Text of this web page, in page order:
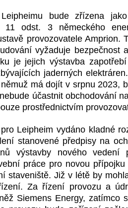
bude zřízena
11 odst. 3 německého
provozovatele Amprion.
vyžaduje bezpečnost
je jejich výstavba
jaderných
má dojít v srpnu 2023,
účastnit obchodování
prostřednictvím
Leipheim vydáno kladné
stanovené předpisy na
výstavby nového
práce pro novou
staveniště. Již v létě by
Za řízení provozu a
Siemens Energy, zatímco